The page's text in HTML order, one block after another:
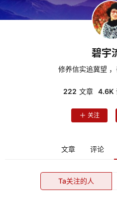
碧宇
修养信实追冀望
222 文章 4.6K
关注
文章 评论
Ta关注的人